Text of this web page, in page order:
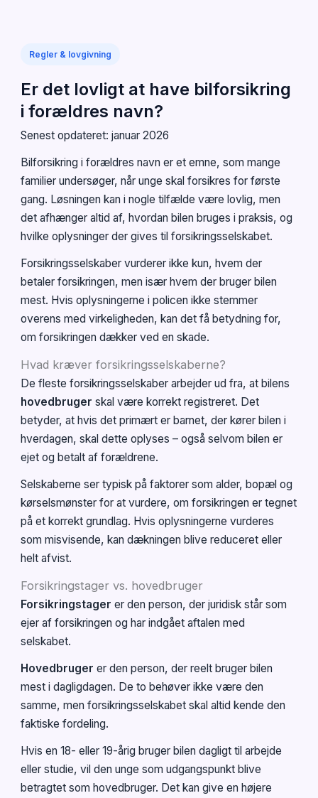
Regler & lovgivning
Er det lovligt at have bilforsikring
i forældres navn?
Senest opdateret: januar 2026
Bilforsikring i forældres navn er et emne, som mange
familier undersøger, når unge skal forsikres for første
gang. Løsningen kan i nogle tilfælde være lovlig, men
det afhænger altid af, hvordan bilen bruges i praksis, og
hvilke oplysninger der gives til forsikringsselskabet.
Forsikringsselskaber vurderer ikke kun, hvem der
betaler forsikringen, men især hvem der bruger bilen
mest. Hvis oplysningerne i policen ikke stemmer
overens med virkeligheden, kan det få betydning for,
om forsikringen dækker ved en skade.
Hvad kræver forsikringsselskaberne?
De fleste forsikringsselskaber arbejder ud fra, at bilens
hovedbruger skal være korrekt registreret. Det
betyder, at hvis det primært er barnet, der kører bilen i
hverdagen, skal dette oplyses – også selvom bilen er
ejet og betalt af forældrene.
Selskaberne ser typisk på faktorer som alder, bopæl og
kørselsmønster for at vurdere, om forsikringen er tegnet
på et korrekt grundlag. Hvis oplysningerne vurderes
som misvisende, kan dækningen blive reduceret eller
helt afvist.
Forsikringstager vs. hovedbruger
Forsikringstager er den person, der juridisk står som
ejer af forsikringen og har indgået aftalen med
selskabet.
Hovedbruger er den person, der reelt bruger bilen
mest i dagligdagen. De to behøver ikke være den
samme, men forsikringsselskabet skal altid kende den
faktiske fordeling.
Hvis en 18- eller 19-årig bruger bilen dagligt til arbejde
eller studie, vil den unge som udgangspunkt blive
betragtet som hovedbruger. Det kan give en højere